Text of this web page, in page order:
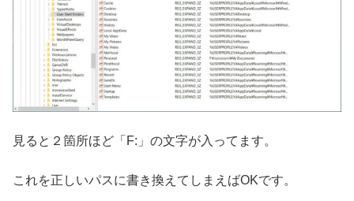
見ると２箇所ほど「F:」の文字が入ってます。
これを正しいパスに書き換えてしまえばOKです。